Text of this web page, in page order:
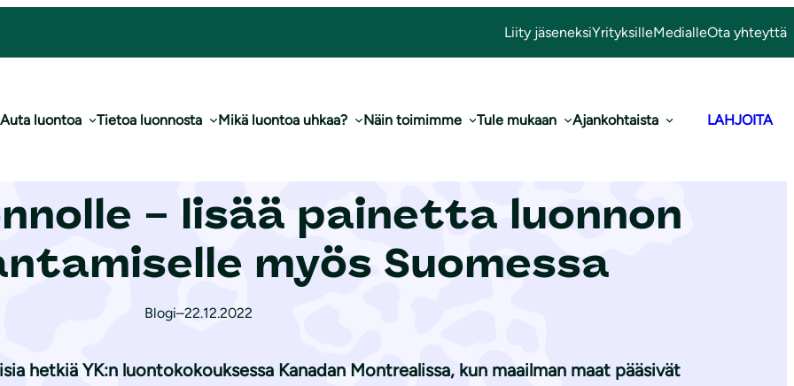
Liity jäseneksiYrityksilleMedialleOta yhteyttä
Auta luontoa Tietoa luonnosta Mikä luontoa uhkaa? Näin toimimme Tule mukaan Ajankohtaista LAHJOITA
lisää painetta luonnon tilan parantamiselle myös Suomessa
– lisää painetta luonnon
myös Suomessa
Blogi–22.12.2022
hetkiä YK:n luontokokouksessa Kanadan Montrealissa, kun maailman maat pääsivät